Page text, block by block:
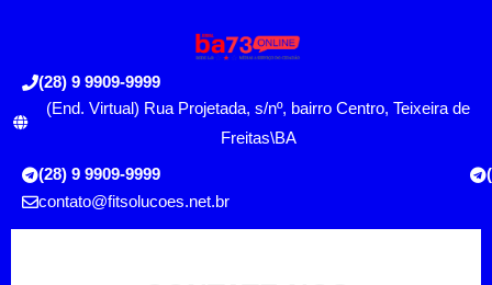
(28) 9 9909-9999
(End. Virtual) Rua Projetada, s/nº, bairro Centro, Teixeira de
Freitas\BA
(28) 9 9909-9999
contato@fitsolucoes.net.br